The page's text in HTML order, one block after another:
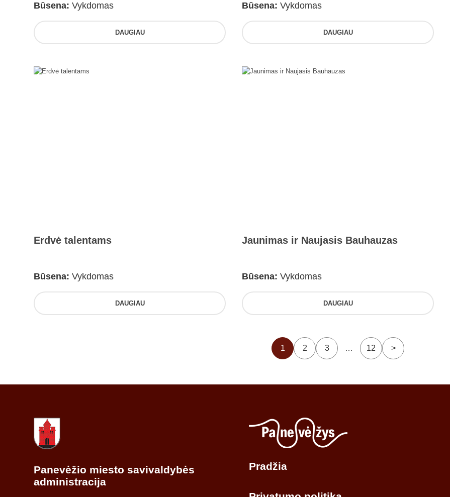
Būsena: Vykdomas
DAUGIAU
Būsena: Vykdomas
DAUGIAU
Erdvė talentams
Būsena: Vykdomas
DAUGIAU
Jaunimas ir Naujasis Bauhauzas
Būsena: Vykdomas
DAUGIAU
1 2 3 … 12 >
Panevėžio miesto savivaldybės
administracija
Pradžia